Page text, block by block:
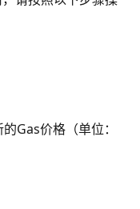
Gas价格（单位：